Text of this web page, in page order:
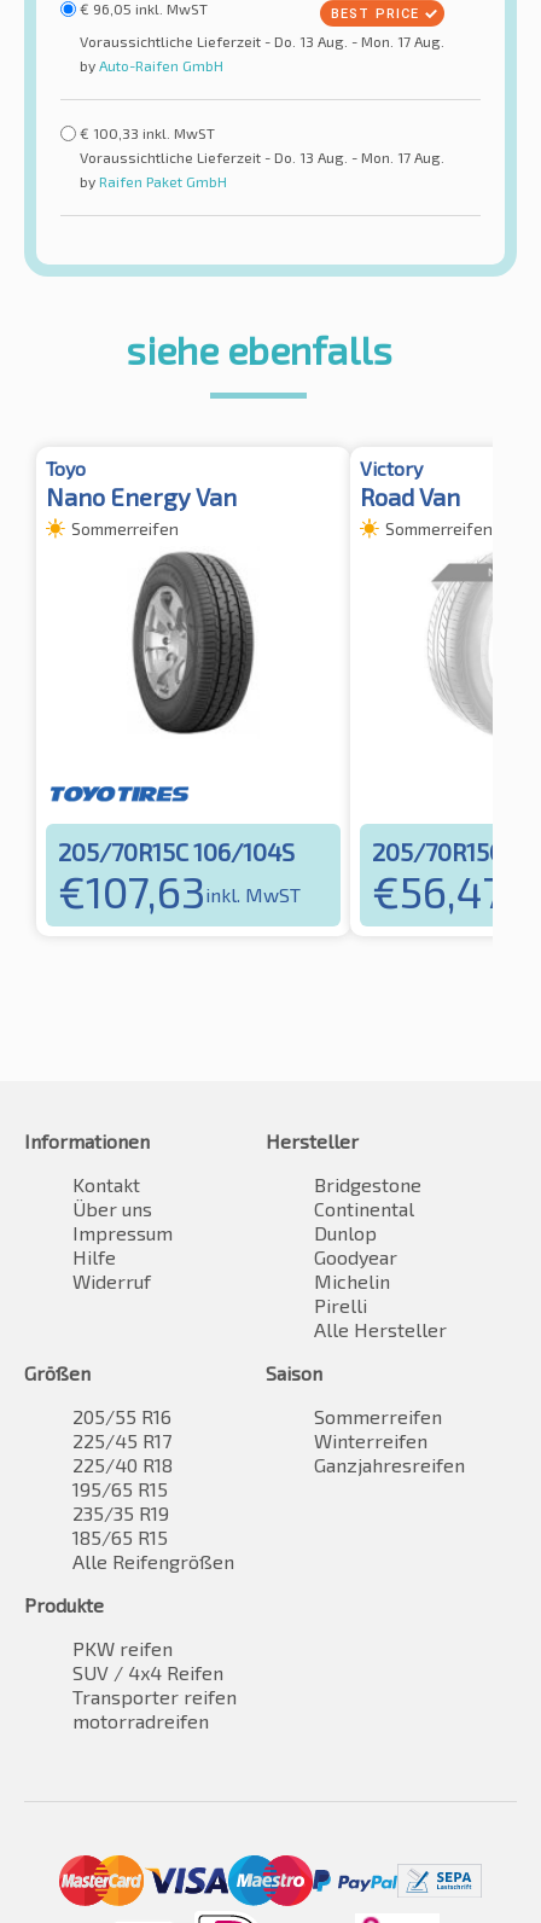
€ 96,05 inkl. MwST
Voraussichtliche Lieferzeit - Do. 13 Aug. - Mon. 17 Aug.
by Auto-Raifen GmbH
€ 100,33 inkl. MwST
Voraussichtliche Lieferzeit - Do. 13 Aug. - Mon. 17 Aug.
by Raifen Paket GmbH
siehe ebenfalls
Toyo
Nano Energy Van
Sommerreifen
205/70R15C 106/104S
€107,63inkl. MwST
Victory
Road Van
Sommerreifen
205/70R15C
€56,47
Informationen
Kontakt
Über uns
Impressum
Hilfe
Widerruf
Hersteller
Bridgestone
Continental
Dunlop
Goodyear
Michelin
Pirelli
Alle Hersteller
Größen
205/55 R16
225/45 R17
225/40 R18
195/65 R15
235/35 R19
185/65 R15
Alle Reifengrößen
Saison
Sommerreifen
Winterreifen
Ganzjahresreifen
Produkte
PKW reifen
SUV / 4x4 Reifen
Transporter reifen
motorradreifen